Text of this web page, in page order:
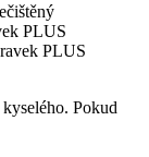
PLUS
PLUS
Pokud